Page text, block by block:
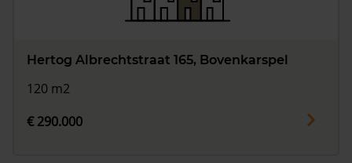
Hertog Albrechtstraat 165, Bovenkarspel
120 m2
€ 290.000